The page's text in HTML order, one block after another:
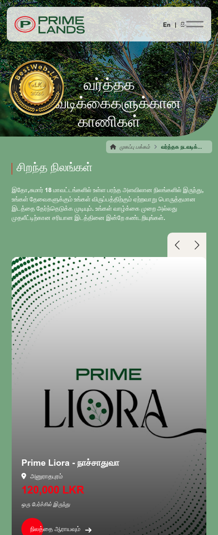
En |සිං
வர்த்தக
நடவடிக்கைகளுக்கான
காணிகள்
முகப்பு பக்கம் வர்த்தக நடவடிக்கைகளுக்கான காணிகள்
சிறந்த நிலங்கள்
இதோ,சுமார் 18 மாவட்டங்களில் உள்ள பரந்த அளவிலான நிலங்களில் இருந்து,
உங்கள் தேவைகளுக்கும் உங்கள் விருப்பத்திற்கும் ஏற்றவாறு பொருத்தமான
இடத்தை தேர்ந்தெடுக்க முடியும். உங்கள் வாழ்க்கை முறை அல்லது
முதலீட்டிற்கான சரியான இடத்தினை இன்றே கண்டறியுங்கள்.
Prime Liora - நாச்சாதுவா
அனுராதபுரம்
120,000 LKR
ஒரு பேர்ச்சில் இருந்து
நிலத்தை ஆராயவும்